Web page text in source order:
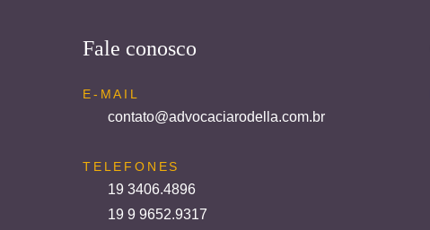
Fale conosco
E-MAIL
contato@advocaciarodella.com.br
TELEFONES
19 3406.4896
19 9 9652.9317